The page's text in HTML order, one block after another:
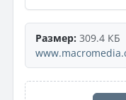
Размер: 309.4